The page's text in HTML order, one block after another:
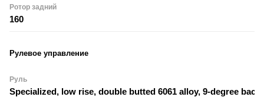
Ротор задний
160
Рулевое управление
Руль
Specialized, low rise, double butted 6061 alloy, 9-degree